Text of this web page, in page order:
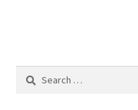
Search